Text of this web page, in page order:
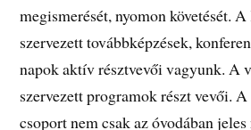
megismerését, nyomon követését.
szervezett továbbképzések,
napok aktív résztvevői vagyunk. A
szervezett programok részt vevői.
csoport nem csak az óvodában